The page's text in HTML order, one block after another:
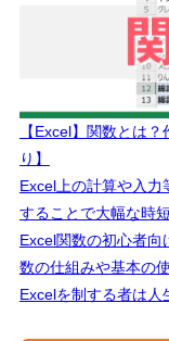
【Excel】関数とは
り】
Excel上の計算や入
することで大幅な時
Excel関数の初心者
数の仕組みや基本の
Excelを制する者は人